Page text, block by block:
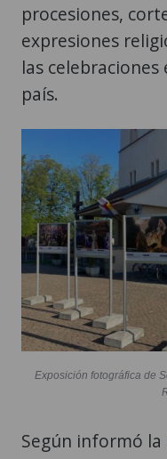
procesiones,
expresiones
las
país.
Exposición fotográfica de
Según informó la